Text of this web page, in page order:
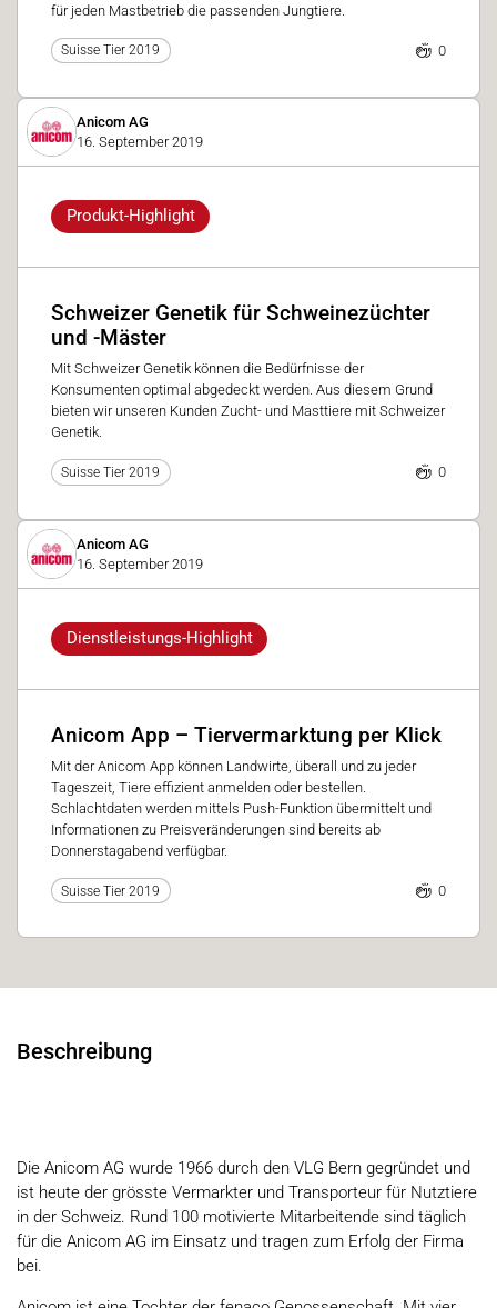
für jeden Mastbetrieb die passenden Jungtiere.
Suisse Tier 2019 0
Anicom AG
16. September 2019
Produkt-Highlight
Schweizer Genetik für Schweinezüchter
und -Mäster
Mit Schweizer Genetik können die Bedürfnisse der
Konsumenten optimal abgedeckt werden. Aus diesem Grund
bieten wir unseren Kunden Zucht- und Masttiere mit Schweizer
Genetik.
Suisse Tier 2019 0
Anicom AG
16. September 2019
Dienstleistungs-Highlight
Anicom App – Tiervermarktung per Klick
Mit der Anicom App können Landwirte, überall und zu jeder
Tageszeit, Tiere effizient anmelden oder bestellen.
Schlachtdaten werden mittels Push-Funktion übermittelt und
Informationen zu Preisveränderungen sind bereits ab
Donnerstagabend verfügbar.
Suisse Tier 2019 0
Beschreibung
Die Anicom AG wurde 1966 durch den VLG Bern gegründet und
ist heute der grösste Vermarkter und Transporteur für Nutztiere
in der Schweiz. Rund 100 motivierte Mitarbeitende sind täglich
für die Anicom AG im Einsatz und tragen zum Erfolg der Firma
bei.